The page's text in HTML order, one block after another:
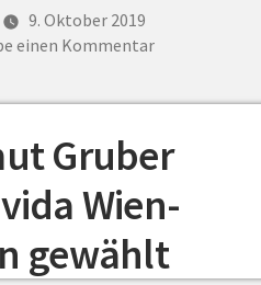
9. Oktober 2019
einen Kommentarzu
Gruber
Wien-
gewählt